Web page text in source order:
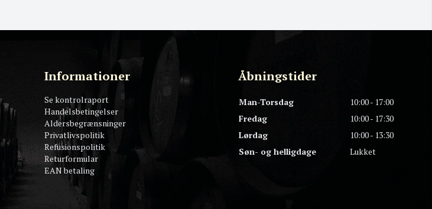
Informationer
Se kontrolraport
Handelsbetingelser
Aldersbegrænsninger
Privatlivspolitik
Refusionspolitik
Returformular
EAN betaling
Åbningstider
Man-Torsdag
10:00 - 17:00
Fredag
10:00 - 17:30
Lørdag
10:00 - 13:30
Søn- og helligdage
Lukket